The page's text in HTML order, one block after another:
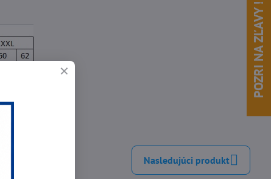
Nasledujúci produkt
POZRI NA ZĽAVY !